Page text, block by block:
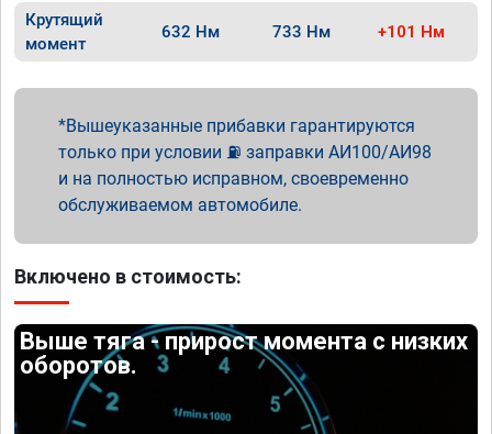
Крутящий
момент
632 Нм 733 Нм +101 Нм
Вышеуказанные прибавки гарантируются
только при условии ⛽ заправки АИ100/АИ98
и на полностью исправном, своевременно
обслуживаемом автомобиле.
Включено в стоимость:
Выше тяга - прирост момента с низких
оборотов.